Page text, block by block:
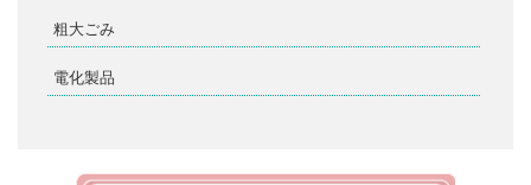
粗大ごみ
電化製品